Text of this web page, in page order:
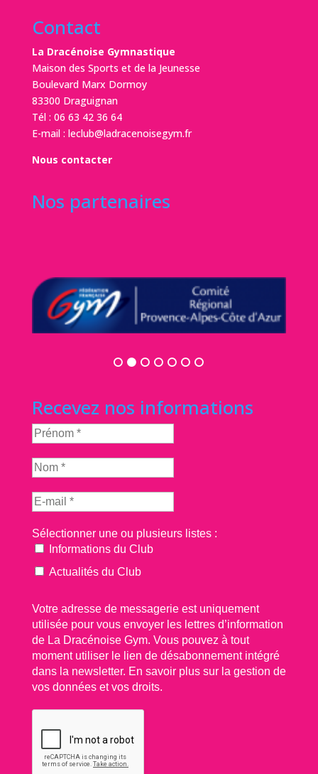
Contact
La Dracénoise Gymnastique
Maison des Sports et de la Jeunesse
Boulevard Marx Dormoy
83300 Draguignan
Tél : 06 63 42 36 64
E-mail : leclub@ladracenoisegym.fr
Nous contacter
Nos partenaires
Recevez nos informations
Sélectionner une ou plusieurs listes :
Informations du Club
Actualités du Club
Votre adresse de messagerie est uniquement
utilisée pour vous envoyer les lettres d’information
de La Dracénoise Gym. Vous pouvez à tout
moment utiliser le lien de désabonnement intégré
dans la newsletter. En savoir plus sur la gestion de
vos données et vos droits.